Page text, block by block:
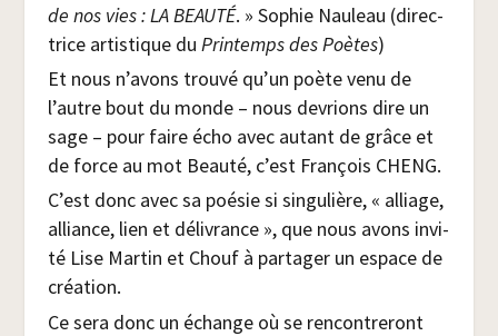
de nos vies : LA BEAUTÉ. » Sophie Nau­leau (direc­
trice artis­tique du Prin­temps des Poètes)
Et nous n’avons trou­vé qu’un poète venu de
l’autre bout du monde – nous devrions dire un
sage – pour faire écho avec autant de grâce et
de force au mot Beau­té, c’est Fran­çois CHENG.
C’est donc avec sa poé­sie si sin­gu­lière, « alliage,
alliance, lien et déli­vrance », que nous avons invi­
té Lise Mar­tin et Chouf à par­ta­ger un espace de
création.
Ce sera donc un échange où se ren­con­tre­ront